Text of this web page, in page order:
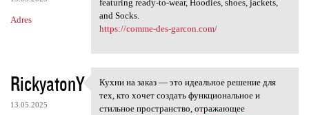
Adres
featuring ready-to-wear, Hoodies, shoes, jackets,
and Socks.
https://comme-des-garcon.com/
RickyatonY
13.05.2025
Кухни на заказ — это
Кухни на заказ — это идеальное решение для
тех, кто хочет создать функциональное и
стильное пространство, отражающее